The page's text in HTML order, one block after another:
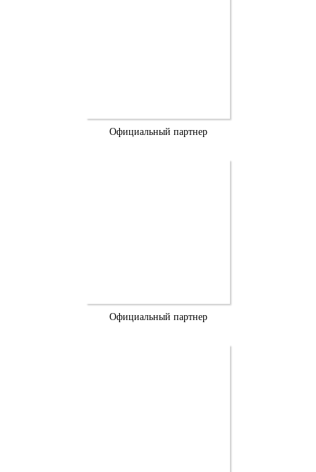
Официальный партнер
Официальный партнер